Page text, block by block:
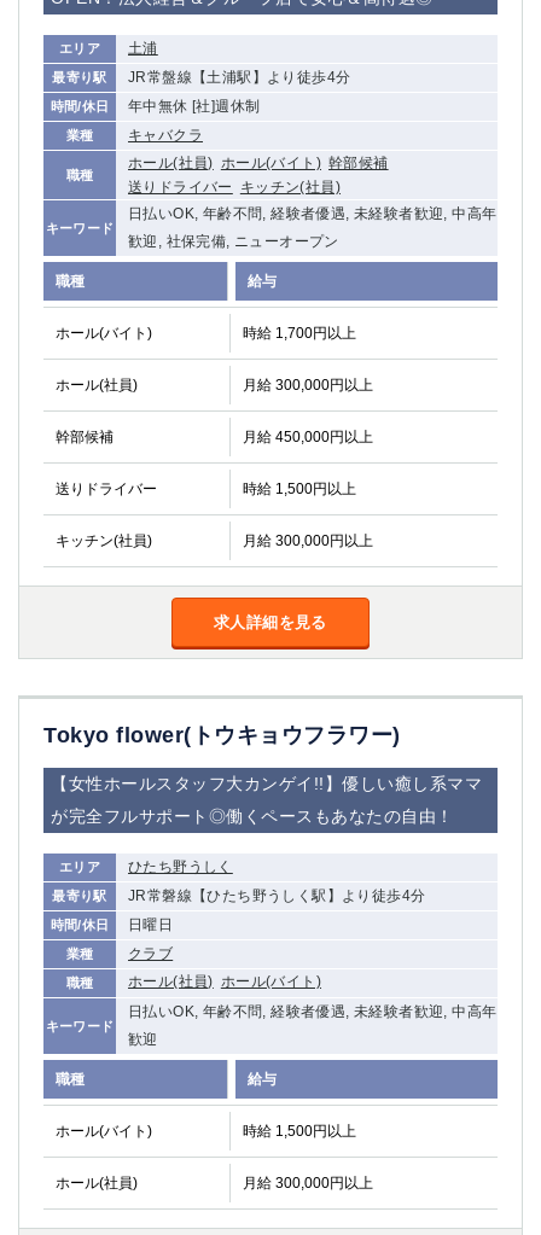
エリア 土浦
最寄り駅 JR常盤線【土浦駅】より徒歩4分
時間/休日 年中無休 [社]週休制
業種 キャバクラ
職種
ホール(社員) ホール(バイト) 幹部候補
送りドライバー
キッチン(社員)
キーワード
日払いOK, 年齢不問, 経験者優遇, 未経験者歓迎, 中高年
歓迎, 社保完備, ニューオープン
職種 給与
ホール(バイト) 時給 1,700円以上
ホール(社員) 月給 300,000円以上
幹部候補 月給 450,000円以上
送りドライバー 時給 1,500円以上
キッチン(社員) 月給 300,000円以上
求人詳細を見る
Tokyo flower(トウキョウフラワー)
【女性ホールスタッフ大カンゲイ!!】優しい癒し系ママ
が完全フルサポート◎働くペースもあなたの自由！
エリア ひたち野うしく
最寄り駅 JR常磐線【ひたち野うしく駅】より徒歩4分
時間/休日 日曜日
業種 クラブ
職種 ホール(社員) ホール(バイト)
キーワード
日払いOK, 年齢不問, 経験者優遇, 未経験者歓迎, 中高年
歓迎
職種 給与
ホール(バイト) 時給 1,500円以上
ホール(社員) 月給 300,000円以上
高崎 館林
該当求人 0件